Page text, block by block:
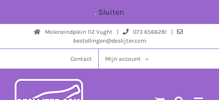
. Sluiten
Moleneindplein 112 Vught |
073 6566281 |
bestellingen@deslijter.com
Contact Mijn account